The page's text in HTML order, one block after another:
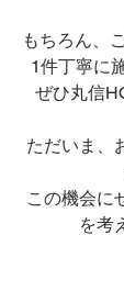
もちろん、
1件丁寧に
ぜひ丸信
ただいま、
この機会に
を考